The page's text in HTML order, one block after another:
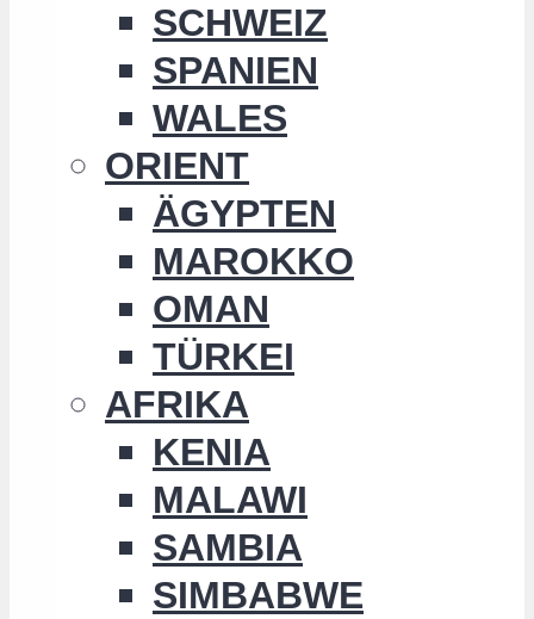
SCHWEIZ
SPANIEN
WALES
ORIENT
ÄGYPTEN
MAROKKO
OMAN
TÜRKEI
AFRIKA
KENIA
MALAWI
SAMBIA
SIMBABWE